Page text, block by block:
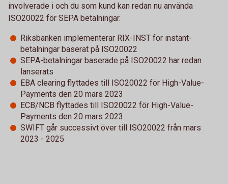
involverade i och du som kund kan redan nu använda
ISO20022 för SEPA betalningar.
Riksbanken implementerar RIX-INST för instant-
betalningar baserat på ISO20022
SEPA-betalningar baserade på ISO20022 har redan
lanserats
EBA clearing flyttades till ISO20022 för High-Value-
Payments den 20 mars 2023
ECB/NCB flyttades till ISO20022 för High-Value-
Payments den 20 mars 2023
SWIFT går successivt över till ISO20022 från mars
2023 - 2025